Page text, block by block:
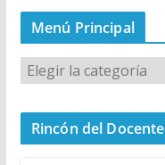
Menú Principal
M
e
n
Rincón del Docente